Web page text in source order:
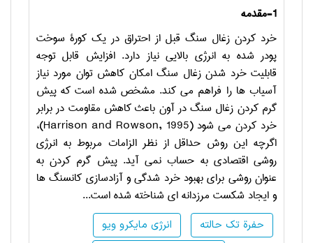
1-مقدمه
خرد کردن زغال سنگ قبل از احتراق در یک کورة سوخت
پودر شده به انرژی بالایی نیاز دارد. افزایش قابل توجه
قابلیت خرد شدن زغال سنگ امکان کاهش توان مورد نیاز
آسیاب­ ها را فراهم می ­کند. مشخص شده است که پیش
گرم کردن زغال سنگ در آون باعث کاهش مقاومت در برابر
خرد کردن می ­شود (Harrison and Rowson, 1995)،
اگرچه این روش حداقل از نظر الزامات مربوط به انرژی
روشی اقتصادی به حساب نمی­ آید. پیش گرم کردن به
عنوان روشی برای بهبود خرد شدگی و آزادسازی کانسنگ ­ها
و ایجاد شکست­ مرزدانه ­ای شناخته شده است...
انرژی مایکرو ویو
حفرة تک حالته